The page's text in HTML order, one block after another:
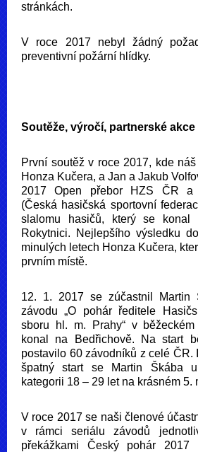
stránkách.
V roce 2017 nebyl žádný
preventivní požární hlídky.
Soutěže, výročí, partnerské akce
První soutěž v roce 2017, kde náš
Honza Kučera, a Jan a Jakub
2017 Open přebor HZS ČR a
(Česká hasičská sportovní
slalomu hasičů, který se
Rokytnici. Nejlepšího výsledku
minulých letech Honza Kučera,
prvním místě.
12. 1. 2017 se zúčastnil Martin
závodu „O pohár ředitele
sboru hl. m. Prahy“ v
konal na Bedřichově. Na start
postavilo 60 závodníků z celé ČR.
špatný start se Martin Škába
kategorii 18 – 29 let na krásném 5.
V roce 2017 se naši členové
v rámci seriálu závodů
překážkami Český pohár